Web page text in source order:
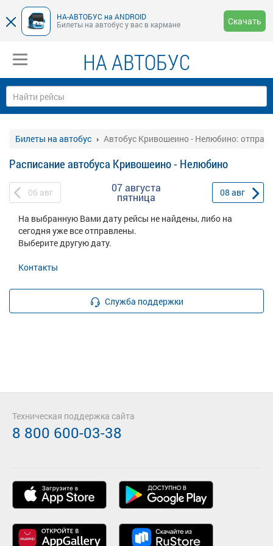
НА-АВТОБУС на ANDROID
Билеты на автобус у вас в кармане
Скачать
НА АВТОБУС
Билеты на автобус Автобус Кривошеино - Нелюбино:
Расписание автобуса Кривошеино - Нелюбино
06 авг 07 августа
пятница 08 авг
На выбранную Вами дату рейсы не найдены, либо на
сегодня уже все отправлены.
Выберите другую дату.
Контакты
Служба поддержки
Техническая поддержка сайта
8 800 600-03-38